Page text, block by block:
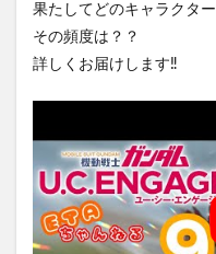
果たしてどのキャラクタ
その頻度は？？
詳しくお届けします‼️